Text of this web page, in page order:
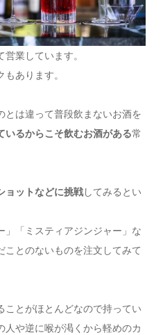
業しています。
あります。
とは違って普段飲まないお酒を
いるからこそ飲むお酒がある常
ョットなどに挑戦してみるとい
」「ミスティアジンジャー」な
ことのないものを注文してみて
ことがほとんどなので持ってい
人や逆に喉が渇くから軽めのカ